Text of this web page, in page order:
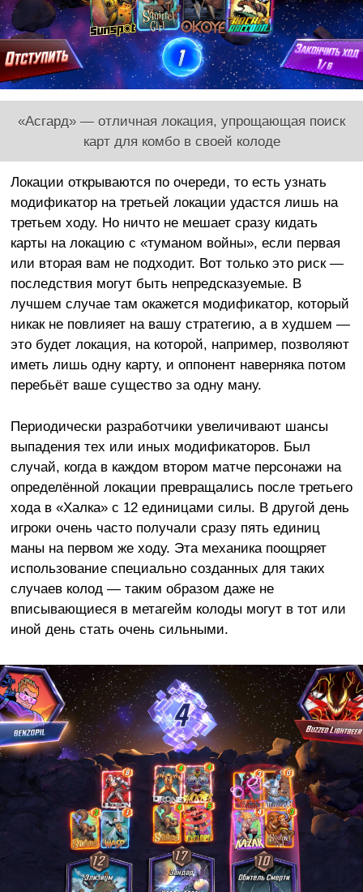
«Асгард» — отличная локация, упрощающая поиск
карт для комбо в своей колоде
Локации открываются по очереди, то есть узнать
модификатор на третьей локации удастся лишь на
третьем ходу. Но ничто не мешает сразу кидать
карты на локацию с «туманом войны», если первая
или вторая вам не подходит. Вот только это риск —
последствия могут быть непредсказуемые. В
лучшем случае там окажется модификатор, который
никак не повлияет на вашу стратегию, а в худшем —
это будет локация, на которой, например, позволяют
иметь лишь одну карту, и оппонент наверняка потом
перебьёт ваше существо за одну ману.
Периодически разработчики увеличивают шансы
выпадения тех или иных модификаторов. Был
случай, когда в каждом втором матче персонажи на
определённой локации превращались после третьего
хода в «Халка» с 12 единицами силы. В другой день
игроки очень часто получали сразу пять единиц
маны на первом же ходу. Эта механика поощряет
использование специально созданных для таких
случаев колод — таким образом даже не
вписывающиеся в метагейм колоды могут в тот или
иной день стать очень сильными.